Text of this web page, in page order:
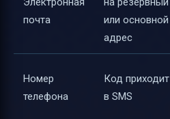
почта
или основной
адрес
Номер
телефона
Код приходит
в SMS